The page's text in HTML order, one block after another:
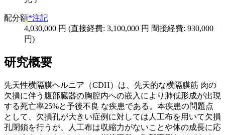
配分額*注記
4,030,000 円 (直接経費: 3,100,000 円 間接経費: 930,000
円)
研究概要
先天性横隔膜ヘルニア（CDH）は、先天的な横隔膜筋 肉の
欠損に伴う腹部臓器の胸腔内への嵌入により肺低形成が出現
する死亡率25%と予後不良 な疾患である。本疾患の問題点
として、欠損孔が大きい症例に対しては人工布を用いて欠損
孔閉鎖を行うが、人工布は収縮力がないことや体の成長に応